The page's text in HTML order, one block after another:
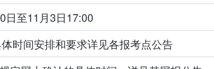
日至11月3日17:00
时间安排和要求详见各报考点公告